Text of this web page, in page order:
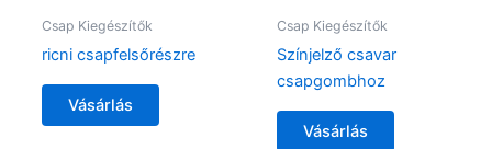
Csap Kiegészítők
ricni csapfelsőrészre
Vásárlás
Csap Kiegészítők
Színjelző csavar
csapgombhoz
Vásárlás